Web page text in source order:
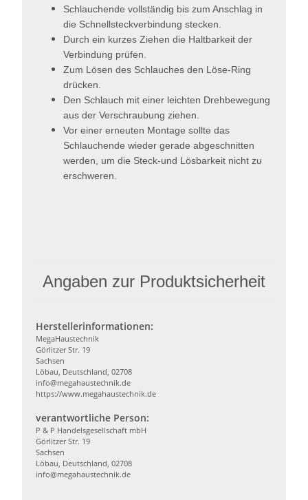
Schlauchende vollständig bis zum Anschlag in
die Schnellsteckverbindung stecken.
Durch ein kurzes Ziehen die Haltbarkeit der
Verbindung prüfen.
Zum Lösen des Schlauches den Löse-Ring
drücken.
Den Schlauch mit einer leichten Drehbewegung
aus der Verschraubung ziehen.
Vor einer erneuten Montage sollte das
Schlauchende wieder gerade abgeschnitten
werden, um die Steck-und Lösbarkeit nicht zu
erschweren.
Angaben zur Produktsicherheit
Herstellerinformationen:
MegaHaustechnik
Görlitzer Str. 19
Sachsen
Löbau, Deutschland, 02708
info@megahaustechnik.de
https://www.megahaustechnik.de
verantwortliche Person:
P & P Handelsgesellschaft mbH
Görlitzer Str. 19
Sachsen
Löbau, Deutschland, 02708
info@megahaustechnik.de